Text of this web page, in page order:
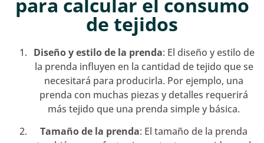
de tejidos
Diseño y estilo de la prenda: El diseño y estilo de
la prenda influyen en la cantidad de tejido que se
necesitará para producirla. Por ejemplo, una
prenda con muchas piezas y detalles requerirá
más tejido que una prenda simple y básica.
Tamaño de la prenda: El tamaño de la prenda